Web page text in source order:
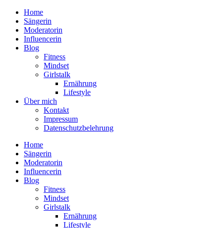
Home
Sängerin
Moderatorin
Influencerin
Blog
Fitness
Mindset
Girlstalk
Ernährung
Lifestyle
Über mich
Kontakt
Impressum
Datenschutzbelehrung
Home
Sängerin
Moderatorin
Influencerin
Blog
Fitness
Mindset
Girlstalk
Ernährung
Lifestyle